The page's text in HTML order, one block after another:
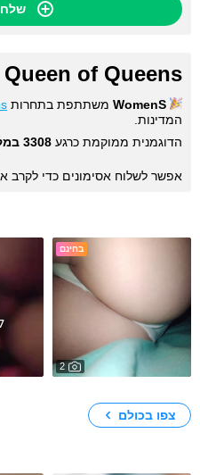
Queen of Queens
WomenS משתתפת בתחרות
המדינות.
הדוגמנית ממוקמת כרגע 3308 במקום
אפשר לשלוח אסימונים כדי לקרב
בחינם
2
77
צפו בכולם